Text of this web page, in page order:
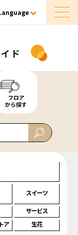
ド
フロア
から探す
スイーツ
サービス
ア 生花